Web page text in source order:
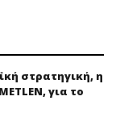
στρατηγική, η
για το